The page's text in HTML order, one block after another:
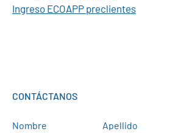
Ingreso ECOAPP preclientes
CONTÁCTANOS
Nombre Apellido